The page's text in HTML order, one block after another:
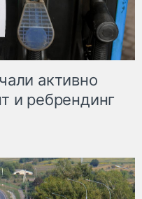
активно
и ребрендинг